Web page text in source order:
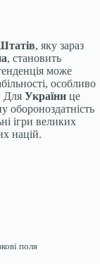
, яку зараз
, становить
може
особливо
Для України це
обороноздатність
ігри великих
націй.
поля